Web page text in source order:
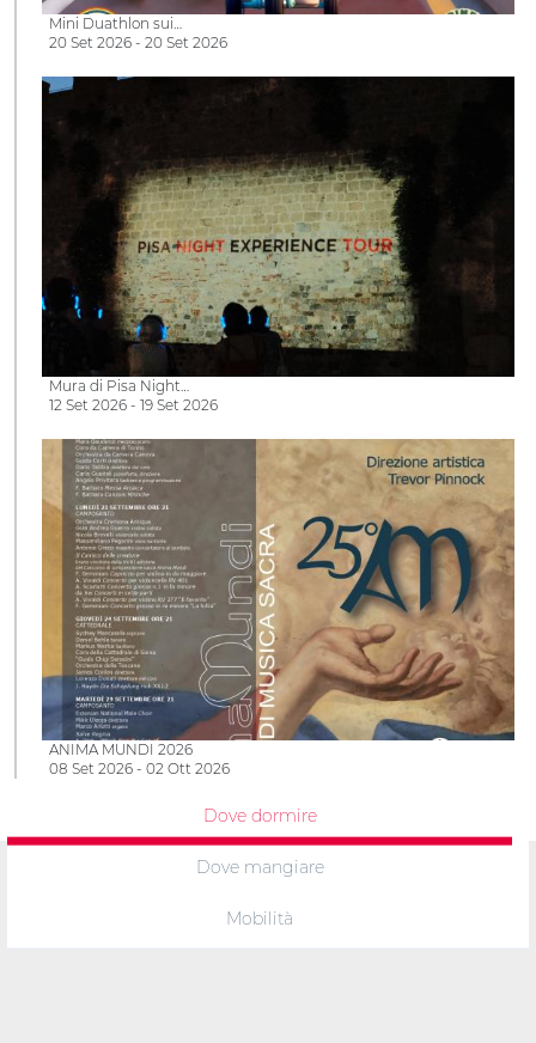
Mini Duathlon sui…
20 Set 2026 - 20 Set 2026
Mura di Pisa Night…
12 Set 2026 - 19 Set 2026
ANIMA MUNDI 2026
08 Set 2026 - 02 Ott 2026
Dove dormire
Dove mangiare
Mobilità